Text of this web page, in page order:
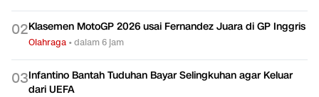
02Klasemen MotoGP 2026 usai Fernandez Juara di GP Inggris
Olahraga •dalam 6 jam
03Infantino Bantah Tuduhan Bayar Selingkuhan agar Keluar
dari UEFA